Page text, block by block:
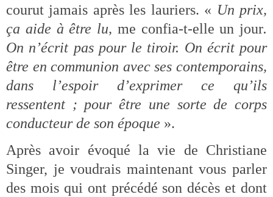
courut jamais après les lauriers. « Un prix,
ça aide à être lu, me confia-t-elle un jour.
On n’écrit pas pour le tiroir. On écrit pour
être en communion avec ses contemporains,
dans l’espoir d’exprimer ce qu’ils
ressentent ; pour être une sorte de corps
conducteur de son époque ».
Après avoir évoqué la vie de Christiane
Singer, je voudrais maintenant vous parler
des mois qui ont précédé son décès et dont